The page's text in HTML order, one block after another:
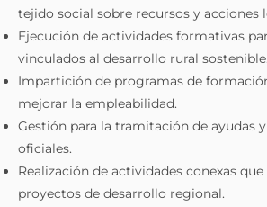
tejido social sobre recursos y acciones
Ejecución de actividades formativas
vinculados al desarrollo rural sostenible.
Impartición de programas de
mejorar la empleabilidad.
Gestión para la tramitación de ayudas
oficiales.
Realización de actividades conexas
proyectos de desarrollo regional.